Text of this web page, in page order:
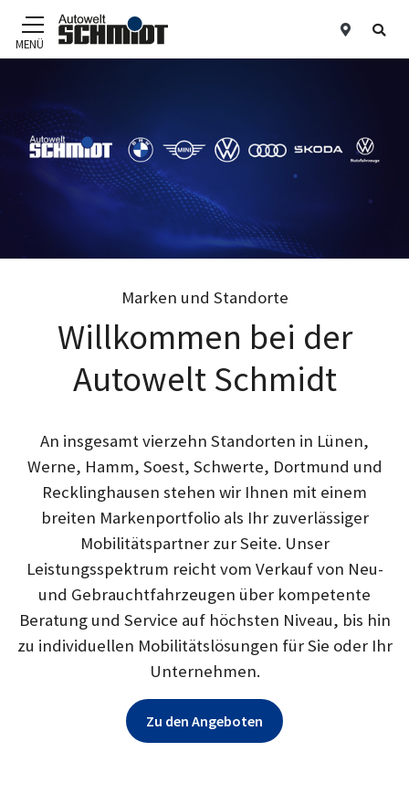
Zum Hauptinhalt
MENÜ
Willkommen bei der
Autowelt Schmidt
Marken und Standorte
An insgesamt vierzehn Standorten in Lünen,
Werne, Hamm, Soest, Schwerte, Dortmund und
Recklinghausen stehen wir Ihnen mit einem
breiten Markenportfolio als Ihr zuverlässiger
Mobilitätspartner zur Seite. Unser
Leistungsspektrum reicht vom Verkauf von Neu-
und Gebrauchtfahrzeugen über kompetente
Beratung und Service auf höchsten Niveau, bis hin
zu individuellen Mobilitätslösungen für Sie oder Ihr
Unternehmen.
Zu den Angeboten